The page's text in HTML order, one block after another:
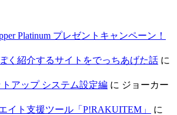
Platinum プレゼントキャンペーン！
く紹介するサイトをでっちあげた話 に
アップ システム設定編 に ジョーカー
イト支援ツール「P!RAKUITEM」
に